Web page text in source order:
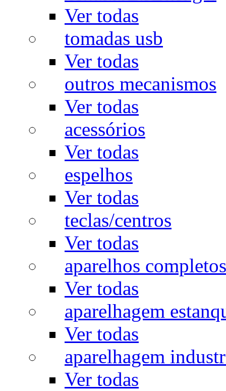
Ver todas
tomadas usb
Ver todas
outros mecanismos
Ver todas
acessórios
Ver todas
espelhos
Ver todas
teclas/centros
Ver todas
aparelhos completos
Ver todas
aparelhagem
Ver todas
aparelhagem
Ver todas